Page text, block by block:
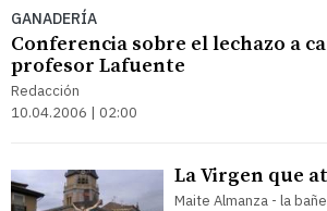
GANADERÍA
Conferencia sobre el lechazo a
profesor Lafuente
Redacción
10.04.2006 | 02:00
La Virgen que
Maite Almanza - la